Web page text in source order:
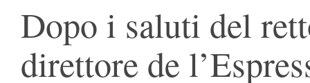
Dopo i saluti del
direttore de